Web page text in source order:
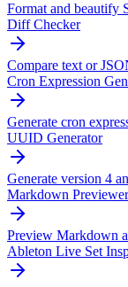
Format and beautify
Diff Checker
Compare text or
Cron Expression
Generate cron
UUID Generator
Generate version 4
Markdown Previewer
Preview Markdown
Ableton Live Set